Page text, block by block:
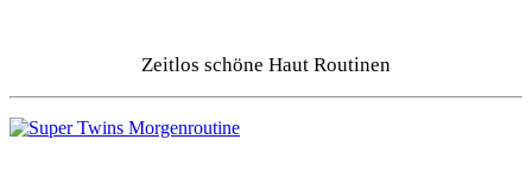
Zeitlos schöne Haut Routinen